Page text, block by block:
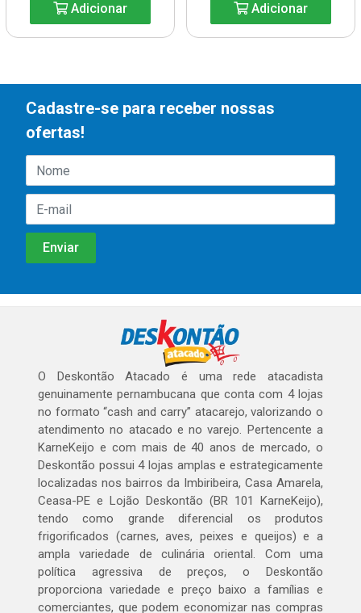
Adicionar Adicionar
Cadastre-se para receber nossas
ofertas!
O Deskontão Atacado é uma rede atacadista
genuinamente pernambucana que conta com 4 lojas
no formato “cash and carry” atacarejo, valorizando o
atendimento no atacado e no varejo. Pertencente a
KarneKeijo e com mais de 40 anos de mercado, o
Deskontão possui 4 lojas amplas e estrategicamente
localizadas nos bairros da Imbiribeira, Casa Amarela,
Ceasa-PE e Lojão Deskontão (BR 101 KarneKeijo),
tendo como grande diferencial os produtos
frigorificados (carnes, aves, peixes e queijos) e a
ampla variedade de culinária oriental. Com uma
política agressiva de preços, o Deskontão
proporciona variedade e preço baixo a famílias e
comerciantes, que podem economizar nas compras